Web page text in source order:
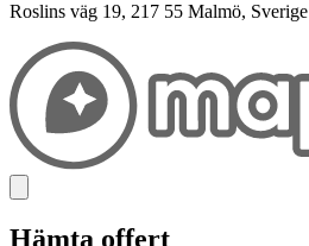
Roslins väg 19, 217 55 Malmö, Sverige
Hämta offert